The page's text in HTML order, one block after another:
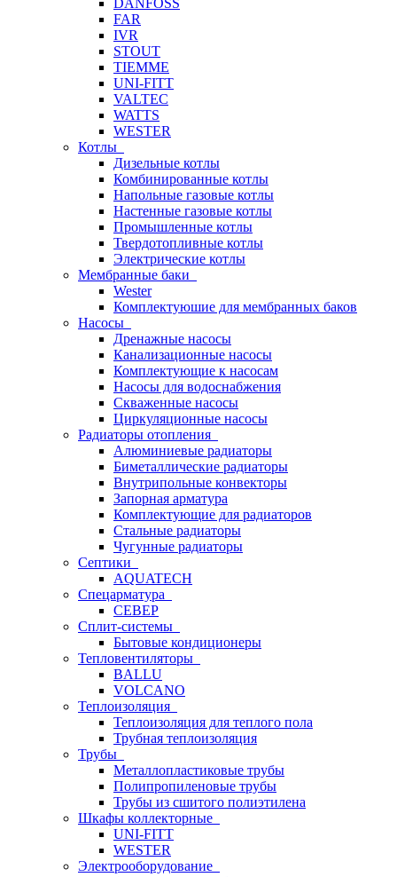
DANFOSS
FAR
IVR
STOUT
TIEMME
UNI-FITT
VALTEC
WATTS
WESTER
Котлы
Дизельные котлы
Комбинированные котлы
Напольные газовые котлы
Настенные газовые котлы
Промышленные котлы
Твердотопливные котлы
Электрические котлы
Мембранные баки
Wester
Комплектуюшие для мембранных баков
Насосы
Дренажные насосы
Канализационные насосы
Комплектующие к насосам
Насосы для водоснабжения
Скваженные насосы
Циркуляционные насосы
Радиаторы отопления
Алюминиевые радиаторы
Биметаллические радиаторы
Внутрипольные конвекторы
Запорная арматура
Комплектующие для радиаторов
Стальные радиаторы
Чугунные радиаторы
Септики
AQUATECH
Спецарматура
СЕВЕР
Сплит-системы
Бытовые кондиционеры
Тепловентиляторы
BALLU
VOLCANO
Теплоизоляция
Теплоизоляция для теплого пола
Трубная теплоизоляция
Трубы
Металлопластиковые трубы
Полипропиленовые трубы
Трубы из сшитого полиэтилена
Шкафы коллекторные
UNI-FITT
WESTER
Электрооборудование